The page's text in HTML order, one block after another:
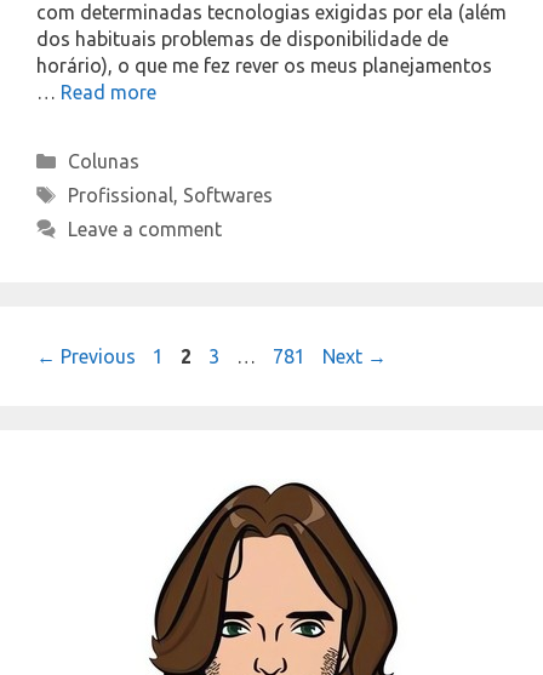
com determinadas tecnologias exigidas por ela (além
dos habituais problemas de disponibilidade de
horário), o que me fez rever os meus planejamentos
… Read more
Categories
Colunas
Tags
Profissional, Softwares
Leave a comment
← Previous Page
1 Page
2 Page
3 … Page
781 Next →